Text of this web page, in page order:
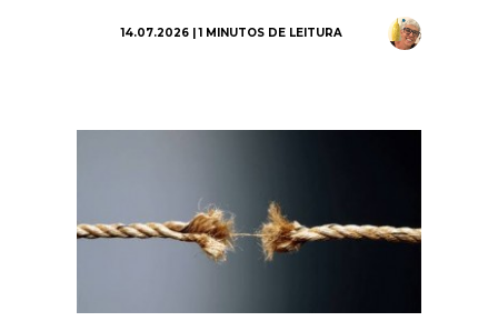
14.07.2026 | 1 MINUTOS DE LEITURA